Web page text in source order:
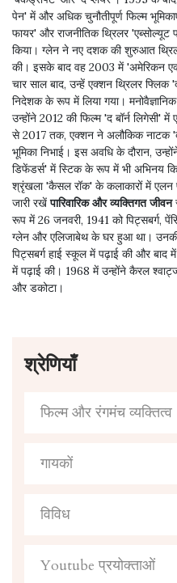
पेन' में और अधिक चुनौतीपूर्ण फिल्म
फायर' और राजनीतिक थ्रिलर
किया। ग्लेन ने नए दशक की शुरुआत
की। इसके बाद वह 2003 में 'अमेरिकन
चार साल बाद, उन्हें एक्शन थ्रिलर फ्लिक
निदेशक के रूप में लिया गया।
उन्होंने 2012 की फिल्म 'द बॉर्न लिगेसी'
से 2017 तक, एक्शन ने अलौकिक नाटक
भूमिका निभाई। इस अवधि के दौरान,
डिफेंडर्स' में स्टिक के रूप में भी अभिनय
श्रृंखला 'कैसल रॉक' के कलाकारों में एलन
जारी रखेंपारिवारिक और व्यक्तिगत जीवन
रूप में 26 जनवरी, 1941 को पिट्सबर्ग,
ग्लेन और एलिजाबेथ के घर हुआ था। उनकी
पिट्सबर्ग हाई स्कूल में पढ़ाई की और
में पढ़ाई की। 1968 में उन्होंने कैरल
और डकोटा।
श्रेणियाँ
फिल्म और रंगमंच व्यक्तित्व
गायकों
विविध
Youtube प्रयोक्ताओं